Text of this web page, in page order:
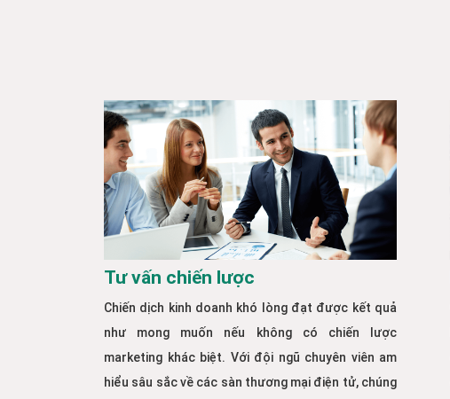
Tư vấn chiến lược
Chiến dịch kinh doanh khó lòng đạt được kết quả
như mong muốn nếu không có chiến lược
marketing khác biệt. Với đội ngũ chuyên viên am
hiểu sâu sắc về các sàn thương mại điện tử, chúng